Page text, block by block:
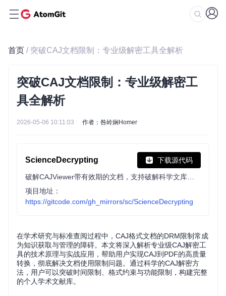
首页 / 突破CAJ文档限制：专业级解密工具全解析
突破CAJ文档限制：专业级解密工
具全解析
2026-05-06 10:11:03 作者：咎岭娴Homer
ScienceDecrypting 下载源代码
项目地址：
https://gitcode.com/gh_mirrors/sc/ScienceDecrypting
在学术研究与标准查阅过程中，CAJ格式文档的DRM限制常成
为知识获取与管理的障碍。本文将深入解析专业级CAJ解密工
具的技术原理与实战应用，帮助用户实现CAJ到PDF的高质量
转换，彻底解决文档使用限制问题。通过科学的CAJ解密方
法，用户可以突破时间限制、格式约束与功能限制，构建完整
的个人学术文献库。